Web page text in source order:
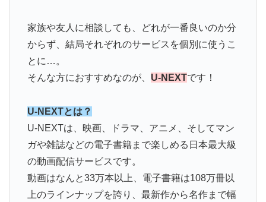
家族や友人に相談しても、どれが一番良いのか分
からず、結局それぞれのサービスを個別に使うこ
とに…。
そんな方におすすめなのが、 U-NEXTです！
U-NEXTとは？
U-NEXTは、映画、ドラマ、アニメ、そしてマン
ガや雑誌などの電子書籍まで楽しめる日本最大級
の動画配信サービスです。
動画はなんと33万本以上、電子書籍は108万冊以
上のラインナップを誇り、最新作から名作まで幅